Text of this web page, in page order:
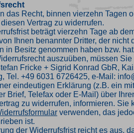
das Recht, binnen vierzehn Tagen
Vertrag zu widerrufen.
beträgt vierzehn Tage ab
Ihnen benannter Dritter, der nicht
in Besitz genommen haben bzw.
auszuüben, müssen
Fricke + Sigrid Konrad GbR,
Tel. +49 6031 6726425, e-Mail:
eindeutigen Erklärung (z.B. ein
Brief, Telefax oder E-Mail) über
zu widerrufen, informieren. Sie
verwenden, das
ist.
der Widerrufsfrist reicht es aus,